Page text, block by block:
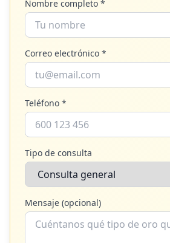
Nombre completo *
Correo electrónico *
Teléfono *
Tipo de consulta
Mensaje (opcional)